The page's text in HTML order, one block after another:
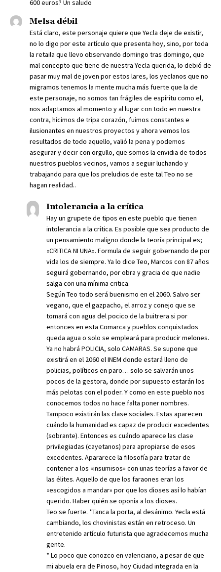
600 euros? Un saludo
Melsa débil
Está claro, este personaje quiere que Yecla deje de existir,
no lo digo por este artículo que presenta hoy, sino, por toda
la retaila que llevo observando domingo tras domingo, que
mal concepto que tiene de nuestra Yecla querida, lo debió de
pasar muy mal de joven por estos lares, los yeclanos que no
migramos tenemos la mente mucha más fuerte que la de
este personaje, no somos tan frágiles de espíritu como el,
nos adaptamos al momento y al lugar con todo en nuestra
contra, hicimos de tripa corazón, fuimos constantes e
ilusionantes en nuestros proyectos y ahora vemos los
resultados de todo aquello, valió la pena y podemos
asegurar y decir con orgullo, que somos la envidia de todos
nuestros pueblos vecinos, vamos a seguir luchando y
trabajando para que los preludios de este tal Teo no se
hagan realidad..
Intolerancia a la crítica
Hay un grupete de tipos en este pueblo que tienen
intolerancia a la crítica. Es posible que sea producto de
un pensamiento maligno donde la teoría principal es;
«CRITICA NI UNA». Formula de seguir gobernando de por
vida los de siempre. Ya lo dice Teo, Marcos con 87 años
seguirá gobernando, por obra y gracia de que nadie
salga con una mínima critica.
Según Teo todo será buenismo en el 2060. Salvo ser
vegano, que el gazpacho, el arroz y conejo que se
tomará con agua del pocico de la buitrera si por
entonces en esta Comarca y pueblos conquistados
queda agua o solo se empleará para producir melones.
Ya no habrá POLICIA, solo CAMARAS. Se supone que
existirá en el 2060 el INEM donde estará lleno de
policias, políticos en paro… solo se salvarán unos
pocos de la gestora, donde por supuesto estarán los
más pelotas con el poder. Y como en este pueblo nos
conocemos todos no hace falta poner nombres.
Tampoco existirán las clase sociales. Estas aparecen
cuándo la humanidad es capaz de producir excedentes
(sobrante). Entonces es cuándo aparece las clase
privilegiadas (cayetanos) para apropiarse de esos
excedentes. Apararece la filosofía para tratar de
contener a los «insumisos» con unas teorías a favor de
las élites. Aquello de que los faraones eran los
«escogidos a mandar» por que los dioses así lo habían
querido. Haber quién se oponía a los dioses.
Teo se fuerte. *Tanca la porta, al desánimo. Yecla está
cambiando, los chovinistas están en retroceso. Un
entretenido artículo futurista que agradecemos mucha
gente.
* Lo poco que conozco en valenciano, a pesar de que
mi abuela era de Pinoso, hoy Ciudad integrada en la